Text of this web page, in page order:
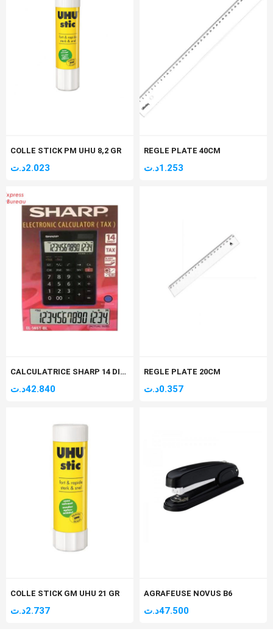
COLLE STICK PM UHU 8,2 GR
2.023د.ت
REGLE PLATE 40CM
1.253د.ت
CALCULATRICE SHARP 14 DIGIT EL-145T
42.840د.ت
REGLE PLATE 20CM
0.357د.ت
COLLE STICK GM UHU 21 GR
2.737د.ت
AGRAFEUSE NOVUS B6
47.500د.ت